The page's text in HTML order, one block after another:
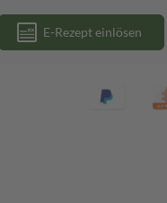
E-Rezept einlösen